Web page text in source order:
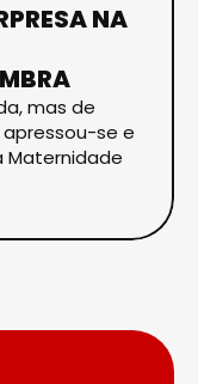
NA
mas de
se e
Maternidade